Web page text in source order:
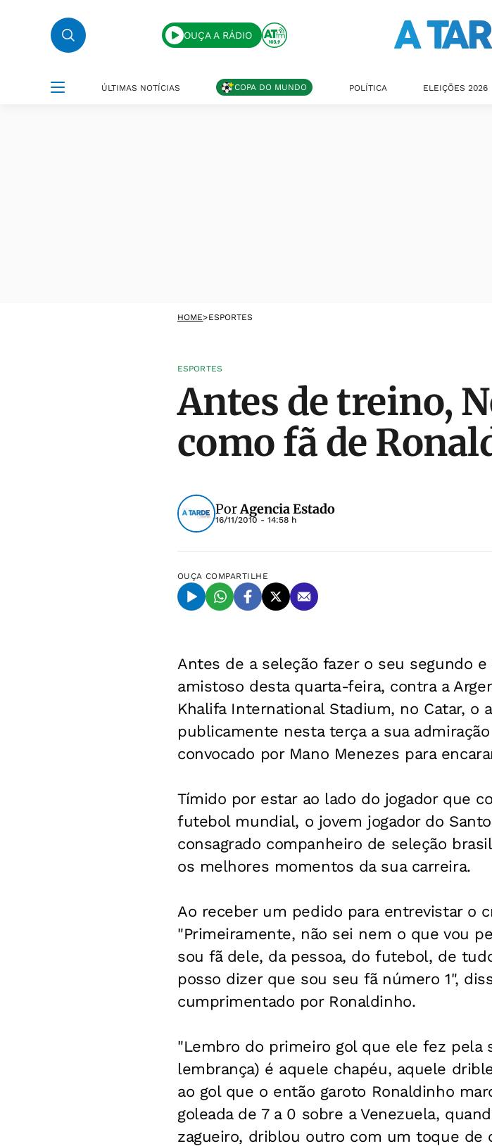
OUÇA A RÁDIO
ÚLTIMAS NOTÍCIAS COPA DO MUNDO POLÍTICA ELEIÇÕES 2026
HOME>ESPORTES
ESPORTES
Antes de treino,
como fã de
PorAgencia Estado
16/11/2010 - 14:58 h
OUÇA COMPARTILHE
Antes de a seleção fazer o seu segundo
amistoso desta quarta-feira, contra a
Khalifa International Stadium, no Catar, o
publicamente nesta terça a sua
convocado por Mano Menezes para
Tímido por estar ao lado do jogador que
futebol mundial, o jovem jogador do
consagrado companheiro de seleção
os melhores momentos da sua carreira.
Ao receber um pedido para entrevistar o
"Primeiramente, não sei nem o que vou
sou fã dele, da pessoa, do futebol, de
posso dizer que sou seu fã número 1",
cumprimentado por Ronaldinho.
"Lembro do primeiro gol que ele fez pela
lembrança) é aquele chapéu, aquele
ao gol que o então garoto Ronaldinho
goleada de 7 a 0 sobre a Venezuela,
zagueiro, driblou outro com um toque de